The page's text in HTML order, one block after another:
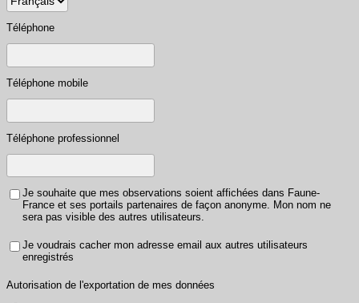
Téléphone
Téléphone mobile
Téléphone professionnel
Je souhaite que mes observations soient affichées dans Faune-
France et ses portails partenaires de façon anonyme. Mon nom ne
sera pas visible des autres utilisateurs.
Je voudrais cacher mon adresse email aux autres utilisateurs
enregistrés
Autorisation de l'exportation de mes données